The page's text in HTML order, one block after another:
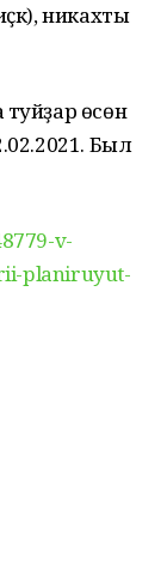
никахты
туйҙар өсөн
Был
v-
planiruyut-